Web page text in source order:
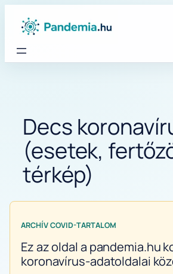
Decs
(esetek,
térkép)
ARCHÍV COVID-TARTALOM
Ez az oldal a pandemia.hu
koronavírus-adatoldalai